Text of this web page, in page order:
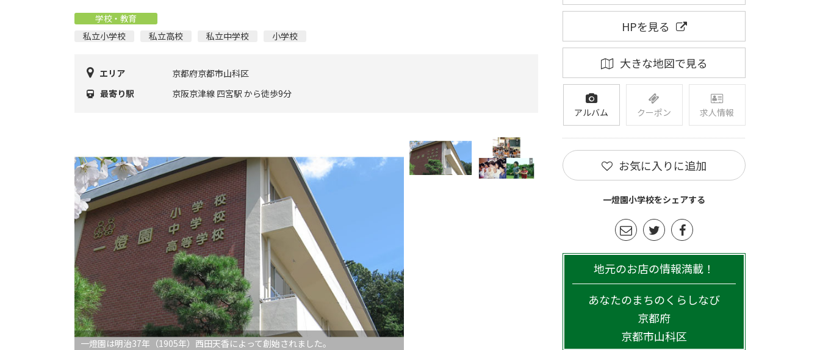
学校・教育
私立小学校
私立高校 私立中学校 小学校
エリア
京都府京都市山科区
最寄り駅
京阪京津線 四宮駅 から徒歩9分
一燈園は明治37年（1905年）西田天香によって創始されました。
HPを見る
大きな地図で見る
アルバム クーポン 求人情報
お気に入りに追加
一燈園小学校をシェアする
地元のお店の情報満載！
あなたのまちのくらしなび
京都府
京都市山科区